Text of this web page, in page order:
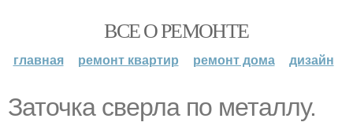
ВСЕ О РЕМОНТЕ
главная ремонт квартир ремонт дома дизайн
Заточка сверла по металлу.